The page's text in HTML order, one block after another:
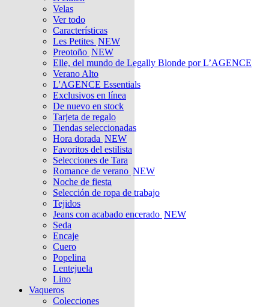
Velas
Ver todo
Características
Les Petites NEW
Preotoño NEW
Elle, del mundo de Legally Blonde por L’AGENCE
Verano Alto
L'AGENCE Essentials
Exclusivos en línea
De nuevo en stock
Tarjeta de regalo
Tiendas seleccionadas
Hora dorada NEW
Favoritos del estilista
Selecciones de Tara
Romance de verano NEW
Noche de fiesta
Selección de ropa de trabajo
Tejidos
Jeans con acabado encerado NEW
Seda
Encaje
Cuero
Popelina
Lentejuela
Lino
Vaqueros
Colecciones